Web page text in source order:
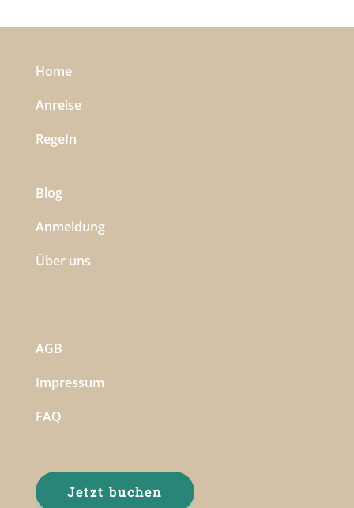
Home
Anreise
RegeIn
Blog
Anmeldung
Über uns
AGB
Impressum
FAQ
Jetzt buchen